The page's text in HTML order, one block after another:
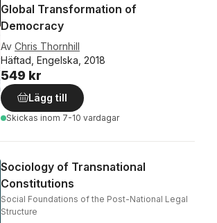
Global Transformation of
Democracy
Av Chris Thornhill
Häftad, Engelska, 2018
549 kr
Lägg till
Skickas inom 7-10 vardagar
Sociology of Transnational
Constitutions
Social Foundations of the Post-National Legal
Structure